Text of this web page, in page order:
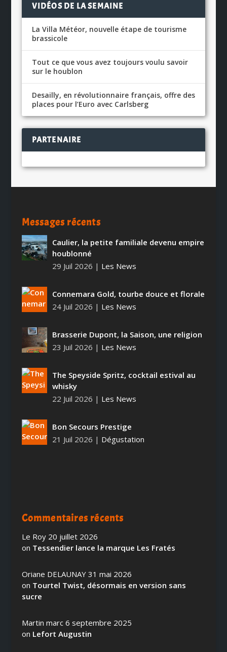
VIDÉOS DE LA SEMAINE
La Villa Météor, nouvelle étape de tourisme
brassicole
Tout ce que vous avez toujours voulu savoir
sur le houblon
Desailly, en révolutionnaire français, offre des
places pour l’Euro avec Carlsberg
PARTENAIRE
Messages récents
Caulier, la petite familiale devenu empire
houblonné
29 Juil 2026 | Les News
Connemara Gold, tourbe douce et florale
24 Juil 2026 | Les News
Brasserie Dupont, la Saison, une religion
23 Juil 2026 | Les News
The Speyside Spritz, cocktail estival au
whisky
22 Juil 2026 | Les News
Bon Secours Prestige
21 Juil 2026 | Dégustation
Commentaires récents
Le Roy 20 juillet 2026
on Tessendier lance la marque Les Fratés
Oriane DELAUNAY 31 mai 2026
on Tourtel Twist, désormais en version sans
sucre
Martin marc 6 septembre 2025
on Lefort Augustin